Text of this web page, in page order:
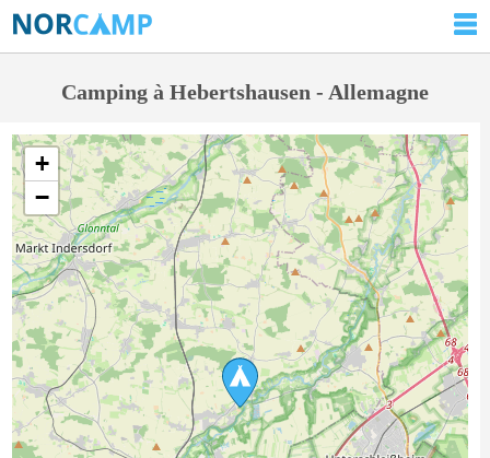
Camping à Hebertshausen - Allemagne
+
−